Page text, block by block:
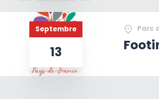
Septembre
13
Parc